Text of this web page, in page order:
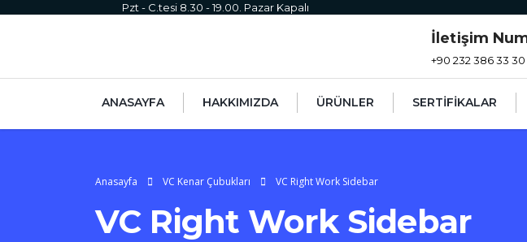
Pzt - C.tesi 8.30 - 19.00. Pazar Kapalı
İletişim
+90 232 386 33 30
ANASAYFA HAKKIMIZDA ÜRÜNLER SERTİFİKALAR
Anasayfa VC Kenar Çubukları VC Right Work Sidebar
VC Right Work Sidebar